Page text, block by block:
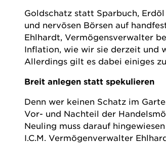
Goldschatz statt Sparbuch,
und nervösen Börsen auf
Ehlhardt, Vermögensverwalter
Inflation, wie wir sie derzeit und
Allerdings gilt es dabei einiges
Breit anlegen statt spekulieren
Denn wer keinen Schatz im
Vor- und Nachteil der
Neuling muss darauf
I.C.M. Vermögenverwalter